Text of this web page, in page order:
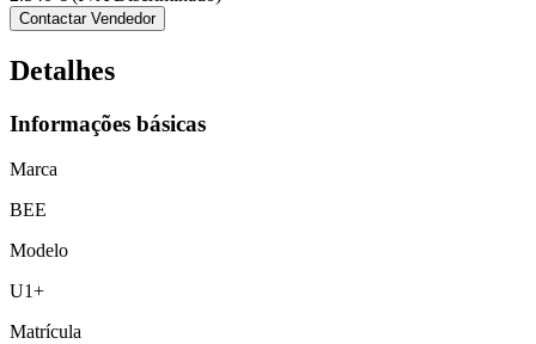
Contactar Vendedor
Detalhes
Informações básicas
Marca
BEE
Modelo
U1+
Matrícula